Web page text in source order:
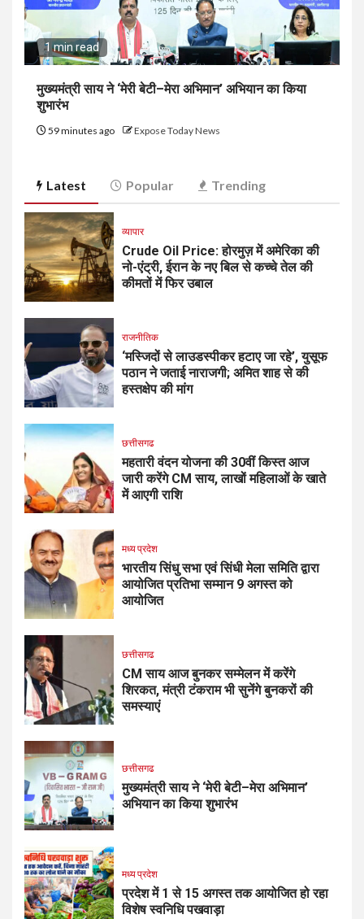
1 min read
मुख्यमंत्री साय ने ‘मेरी बेटी–मेरा अभिमान’ अभियान का किया
शुभारंभ
59 minutes ago Expose Today News
Latest Popular Trending
व्यापार
Crude Oil Price: होरमुज़ में अमेरिका की
नो-एंट्री, ईरान के नए बिल से कच्चे तेल की
कीमतों में फिर उबाल
राजनीतिक
‘मस्जिदों से लाउडस्पीकर हटाए जा रहे’, युसूफ
पठान ने जताई नाराजगी; अमित शाह से की
हस्तक्षेप की मांग
छत्तीसगढ
महतारी वंदन योजना की 30वीं किस्त आज
जारी करेंगे CM साय, लाखों महिलाओं के खाते
में आएगी राशि
मध्य प्रदेश
भारतीय सिंधु सभा एवं सिंधी मेला समिति द्वारा
आयोजित प्रतिभा सम्मान 9 अगस्त को
आयोजित
छत्तीसगढ
CM साय आज बुनकर सम्मेलन में करेंगे
शिरकत, मंत्री टंकराम भी सुनेंगे बुनकरों की
समस्याएं
छत्तीसगढ
मुख्यमंत्री साय ने ‘मेरी बेटी–मेरा अभिमान’
अभियान का किया शुभारंभ
मध्य प्रदेश
प्रदेश में 1 से 15 अगस्त तक आयोजित हो रहा
विशेष स्वनिधि पखवाड़ा